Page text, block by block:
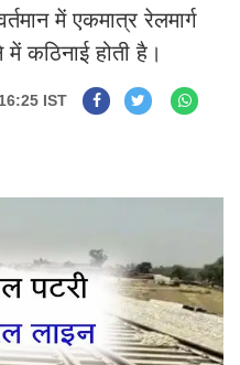
में एकमात्र रेलमार्ग
कठिनाई होती है।
IST